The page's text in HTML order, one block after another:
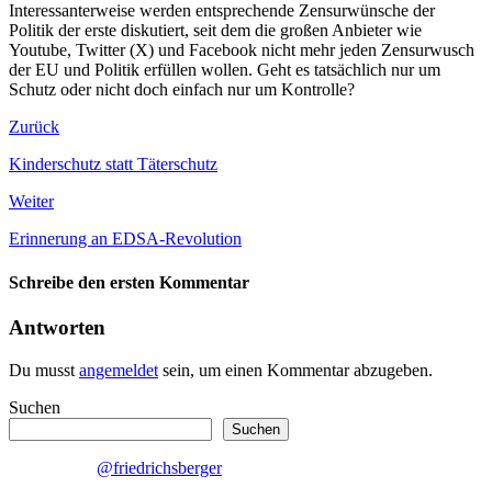
Interessanterweise werden entsprechende Zensurwünsche der
Politik der erste diskutiert, seit dem die großen Anbieter wie
Youtube, Twitter (X) und Facebook nicht mehr jeden Zensurwusch
der EU und Politik erfüllen wollen. Geht es tatsächlich nur um
Schutz oder nicht doch einfach nur um Kontrolle?
Zurück
Kinderschutz statt Täterschutz
Weiter
Erinnerung an EDSA-Revolution
Schreibe den ersten Kommentar
Antworten
Du musst angemeldet sein, um einen Kommentar abzugeben.
Suchen
Suchen
@friedrichsberger